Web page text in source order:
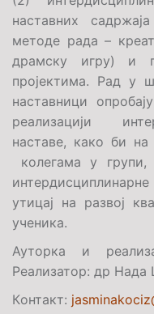
наставних
методе рада –
драмску игру) и
пројектима. Рад у
наставници
реализацији
наставе, како би
колегама у групи,
утицај на развој
ученика.
Ауторка и
Реализатор: др Нада
Контакт: